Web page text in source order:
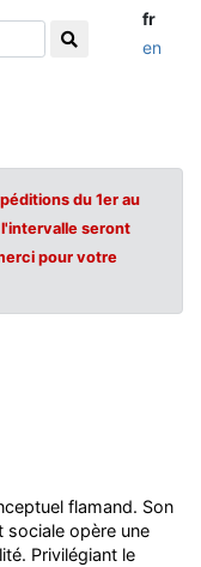
fr
en
du 1er au
seront
pour votre
flamand. Son
opère une
Privilégiant le